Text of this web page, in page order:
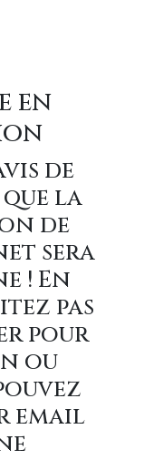
en
de
la
de
sera
! En
pas
pour
ou
email